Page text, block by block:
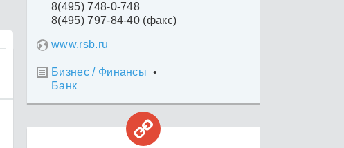
8(495) 748-0-748
8(495) 797-84-40 (факс)
www.rsb.ru
 Бизнес / Финансы •
Банк
